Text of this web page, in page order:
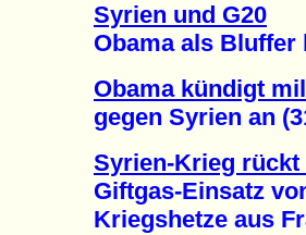
Syrien und G20
Obama als Bluffer
Obama kündigt
gegen Syrien an
Syrien-Krieg rückt
Giftgas-Einsatz
Kriegshetze aus